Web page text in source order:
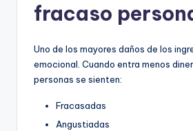
fracaso
Uno de los mayores daños de los
emocional. Cuando entra menos
personas se sienten:
Fracasadas
Angustiadas